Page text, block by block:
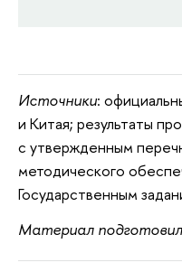
Источники:
и Китая; результаты
с утвержденным
методического
Государственным
Материал